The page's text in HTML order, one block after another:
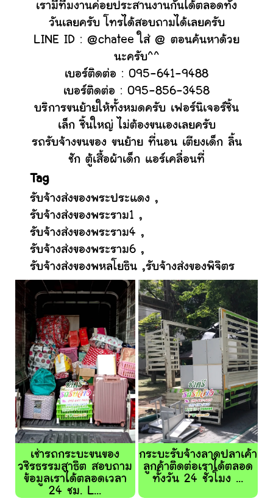
เรามีทีมงานค่อยประสานงานกันได้ตลอดทั้ง
วันเลยครับ โทรได้สอบถามได้เลยครับ
LINE ID : @chatee ใส่ @ ตอนค้นหาด้วย
นะครับ^^
เบอร์ติดต่อ : 095-641-9488
เบอร์ติดต่อ : 095-856-3458
บริการขนย้ายให้ทั้งหมดครับ เฟอร์นิเจอร์ชิ้น
เล็ก ชิ้นใหญ่ ไม่ต้องขนเองเลยครับ
รถรับจ้างขนของ ขนย้าย ที่นอน เตียงเด็ก ลิ้น
ชัก ตู้เสื้อผ้าเด็ก แอร์เคลื่อนที่
Tag
รับจ้างส่งของพระประแดง ,
รับจ้างส่งของพระราม1 ,
รับจ้างส่งของพระราม4 ,
รับจ้างส่งของพระราม6 ,
รับจ้างส่งของพหลโยธิน ,รับจ้างส่งของพิจิตร
เช่ารถกระบะขนของ
วชิรธรรมสาธิต สอบถาม
ข้อมูลเราได้ตลอดเวลา
24 ชม. L...
กระบะรับจ้างลาดปลาเค้า
ลูกค้าติดต่อเราได้ตลอด
ทั้งวัน 24 ชั่วโมง ...